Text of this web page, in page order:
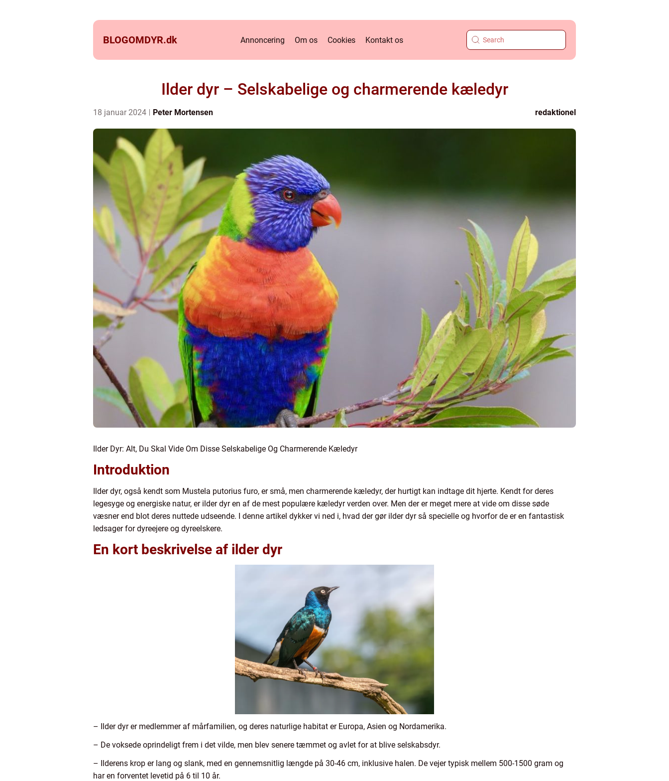
BLOGOMDYR.dk Annoncering Om os Cookies Kontakt os
Ilder dyr – Selskabelige og charmerende kæledyr
18 januar 2024 Peter Mortensen redaktionel
Ilder Dyr: Alt, Du Skal Vide Om Disse Selskabelige Og Charmerende Kæledyr
Introduktion
Ilder dyr, også kendt som Mustela putorius furo, er små, men charmerende kæledyr, der hurtigt kan indtage dit hjerte. Kendt for deres
legesyge og energiske natur, er ilder dyr en af de mest populære kæledyr verden over. Men der er meget mere at vide om disse søde
væsner end blot deres nuttede udseende. I denne artikel dykker vi ned i, hvad der gør ilder dyr så specielle og hvorfor de er en fantastisk
ledsager for dyreejere og dyreelskere.
En kort beskrivelse af ilder dyr
– Ilder dyr er medlemmer af mårfamilien, og deres naturlige habitat er Europa, Asien og Nordamerika.
– De voksede oprindeligt frem i det vilde, men blev senere tæmmet og avlet for at blive selskabsdyr.
– Ilderens krop er lang og slank, med en gennemsnitlig længde på 30-46 cm, inklusive halen. De vejer typisk mellem 500-1500 gram og
har en forventet levetid på 6 til 10 år.